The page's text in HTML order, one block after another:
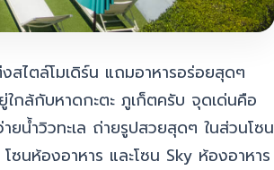
ไตล์โมเดิร์น แถมอาหารอร่อยสุดๆ
กล้กับหาดกะตะ ภูเก็ตครับ จุดเด่นคือ
ยน้ำวิวทะเล ถ่ายรูปสวยสุดๆ ในส่วนโซน
ซนห้องอาหาร และโซน Sky ห้องอาหาร